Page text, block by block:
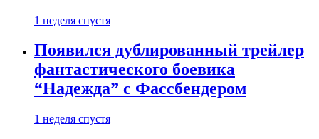
1 неделя спустя
Появился дублированный трейлер
фантастического боевика
“Надежда” с Фассбендером
1 неделя спустя